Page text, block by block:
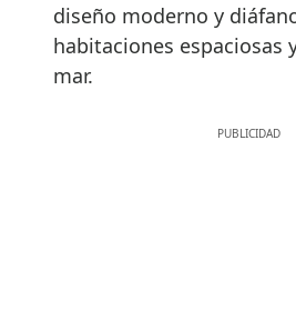
diseño moderno y
habitaciones espaciosas
mar.